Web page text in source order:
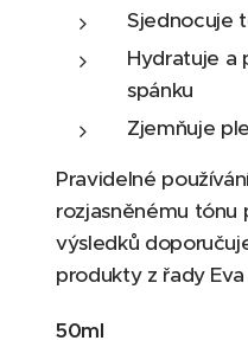
Sjednocuje
Hydratuje a
spánku
Zjemňuje
Pravidelné
rozjasněnému tónu
výsledků
produkty z řady
50ml